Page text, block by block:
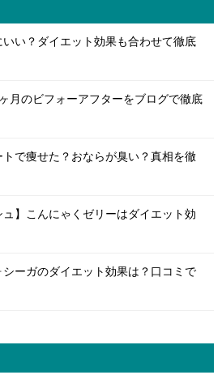
い？ダイエット効果も合わせて徹底
月のビフォーアフターをブログで徹底
トで痩せた？おならが臭い？真相を徹
ュ】こんにゃくゼリーはダイエット効
シーガのダイエット効果は？口コミで